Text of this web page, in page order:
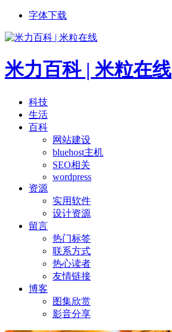
字体下载
米力百科 | 米粒在线
科技
生活
百科
网站建设
bluehost主机
SEO相关
wordpress
资源
实用软件
设计资源
留言
热门标签
联系方式
热心读者
友情链接
博客
图集欣赏
影音分享